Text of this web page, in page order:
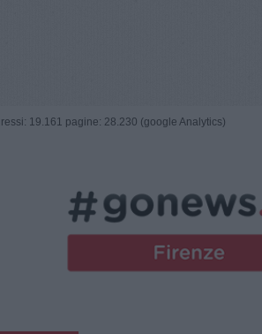
19.161 pagine: 28.230 (google Analytics)